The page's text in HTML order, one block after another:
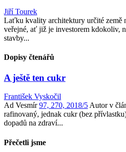
Jiří Tourek
Laťku kvality architektury určité země
veřejné, ať již je investorem kdokoliv,
stavby...
Dopisy čtenářů
A ještě ten cukr
František Vyskočil
Ad Vesmír97, 270, 2018/5 Autor v
rafinovaný, jednak cukr (bez
dopadů na zdraví...
Přečetli jsme